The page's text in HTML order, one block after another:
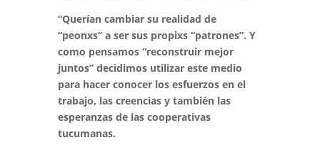
“Querían cambiar su realidad de
“peonxs” a ser sus propixs “patrones”. Y
como pensamos “reconstruir mejor
juntos” decidimos utilizar este medio
para hacer conocer los esfuerzos en el
trabajo, las creencias y también las
esperanzas de las cooperativas
tucumanas.